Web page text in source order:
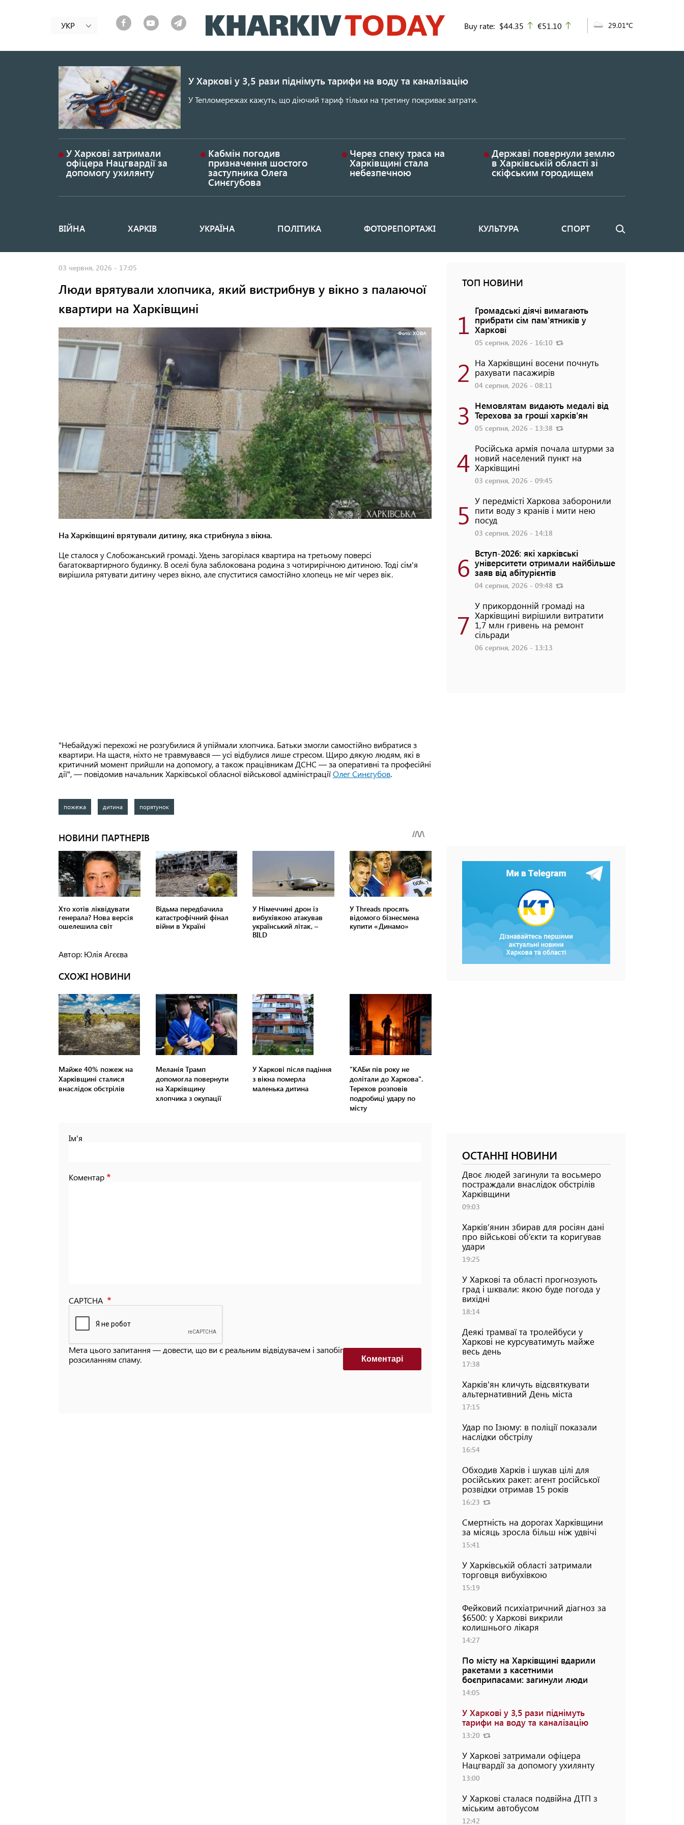
до
основного
УКР Buy rate: $44.35 up
€51.10 29.01°C
У Харкові у 3,5 рази піднімуть тарифи на воду та каналізацію
У Тепломережах кажуть, що діючий тариф тільки на третину покриває затрати.
У Харкові затримали
офіцера Нацгвардії за
допомогу ухилянту
Кабмін погодив
призначення шостого
заступника Олега
Синєгубова
Через спеку траса на
Харківщині стала
небезпечною
Державі повернули землю
в Харківській області зі
скіфським городищем
Основная
ВІЙНА ХАРКІВ УКРАЇНА ПОЛІТИКА ФОТОРЕПОРТАЖІ КУЛЬТУРА СПОРТ Пошук
03 червня, 2026 - 17:05
Люди врятували хлопчика, який вистрибнув у вікно з палаючої
квартири на Харківщині
Фото: ХОВА
На Харківщині врятували дитину, яка стрибнула з вікна.
Це сталося у Слобожанський громаді. Удень загорілася квартира на третьому поверсі
багатоквартирного будинку. В оселі була заблокована родина з чотирирічною дитиною. Тоді сім'я
вирішила рятувати дитину через вікно, але спуститися самостійно хлопець не міг через вік.
"Небайдужі перехожі не розгубилися й упіймали хлопчика. Батьки змогли самостійно вибратися з
квартири. На щастя, ніхто не травмувався — усі відбулися лише стресом. Щиро дякую людям, які в
критичний момент прийшли на допомогу, а також працівникам ДСНС — за оперативні та професійні
дії", — повідомив начальник Харківської обласної військової адміністраціїОлег Синєгубов.
пожежа дитина порятунок
Автор: Юлія Агєєва
СХОЖІ НОВИНИ
Майже 40% пожеж на
Харківщині сталися
внаслідок обстрілів
Меланія Трамп
допомогла повернути
на Харківщину
хлопчика з окупації
У Харкові після падіння
з вікна померла
маленька дитина
"КАБи пів року не
долітали до Харкова".
Терехов розповів
подробиці удару по
місту
Ім'я
Коментар
CAPTCHA
Мета цього запитання — довести, що ви є реальним відвідувачем і запобігти автоматизованим
розсиланням спаму.
Коментарi
ТОП НОВИНИ
1 Громадські діячі вимагають
прибрати сім пам'ятників у
Харкові
05 серпня, 2026 - 16:10
2 На Харківщині восени почнуть
рахувати пасажирів
04 серпня, 2026 - 08:11
3 Немовлятам видають медалі від
Терехова за гроші харків'ян
05 серпня, 2026 - 13:38
4 Російська армія почала штурми за
новий населений пункт на
Харківщині
03 серпня, 2026 - 09:45
5 У передмісті Харкова заборонили
пити воду з кранів і мити нею
посуд
03 серпня, 2026 - 14:18
6 Вступ-2026: які харківські
університети отримали найбільше
заяв від абітурієнтів
04 серпня, 2026 - 09:48
7
У прикордонній громаді на
Харківщині вирішили витратити
1,7 млн гривень на ремонт
сільради
06 серпня, 2026 - 13:13
ОСТАННІ НОВИНИ
Двоє людей загинули та восьмеро
постраждали внаслідок обстрілів
Харківщини
09:03
Харків’янин збирав для росіян дані
про військові об’єкти та коригував
удари
19:25
У Харкові та області прогнозують
град і шквали: якою буде погода у
вихідні
18:14
Деякі трамваї та тролейбуси у
Харкові не курсуватимуть майже
весь день
17:38
Харків'ян кличуть відсвяткувати
альтернативний День міста
17:15
Удар по Ізюму: в поліції показали
наслідки обстрілу
16:54
Обходив Харків і шукав цілі для
російських ракет: агент російської
розвідки отримав 15 років
16:23
Смертність на дорогах Харківщини
за місяць зросла більш ніж удвічі
15:41
У Харківській області затримали
торговця вибухівкою
15:19
Фейковий психіатричний діагноз за
$6500: у Харкові викрили
колишнього лікаря
14:27
По місту на Харківщині вдарили
ракетами з касетними
боєприпасами: загинули люди
14:05
У Харкові у 3,5 рази піднімуть
тарифи на воду та каналізацію
13:20
У Харкові затримали офіцера
Нацгвардії за допомогу ухилянту
13:00
У Харкові сталася подвійна ДТП з
міським автобусом
12:42